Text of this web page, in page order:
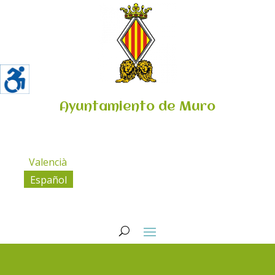
Ayuntamiento de Muro
Valencià
Español